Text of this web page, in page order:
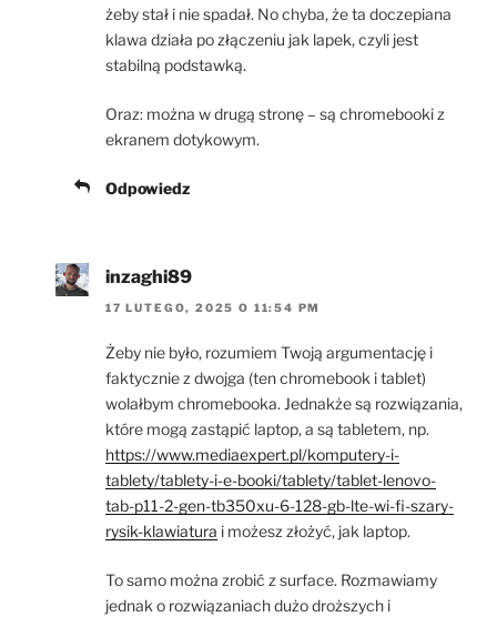
żeby stał i nie spadał. No chyba, że ta doczepiana
klawa działa po złączeniu jak lapek, czyli jest
stabilną podstawką.
Oraz: można w drugą stronę – są chromebooki z
ekranem dotykowym.
Odpowiedz
inzaghi89
17 LUTEGO, 2025 O 11:54 PM
Żeby nie było, rozumiem Twoją argumentację i
faktycznie z dwojga (ten chromebook i tablet)
wolałbym chromebooka. Jednakże są rozwiązania,
które mogą zastąpić laptop, a są tabletem, np.
https://www.mediaexpert.pl/komputery-i-
tablety/tablety-i-e-booki/tablety/tablet-lenovo-
tab-p11-2-gen-tb350xu-6-128-gb-lte-wi-fi-szary-
rysik-klawiatura i możesz złożyć, jak laptop.
To samo można zrobić z surface. Rozmawiamy
jednak o rozwiązaniach dużo droższych i